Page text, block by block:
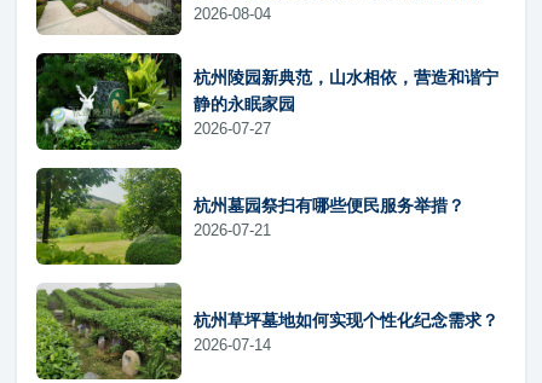
2026-08-04
杭州陵园新典范，山水相依，营造和谐宁
静的永眠家园
2026-07-27
杭州墓园祭扫有哪些便民服务举措？
2026-07-21
杭州草坪墓地如何实现个性化纪念需求？
2026-07-14